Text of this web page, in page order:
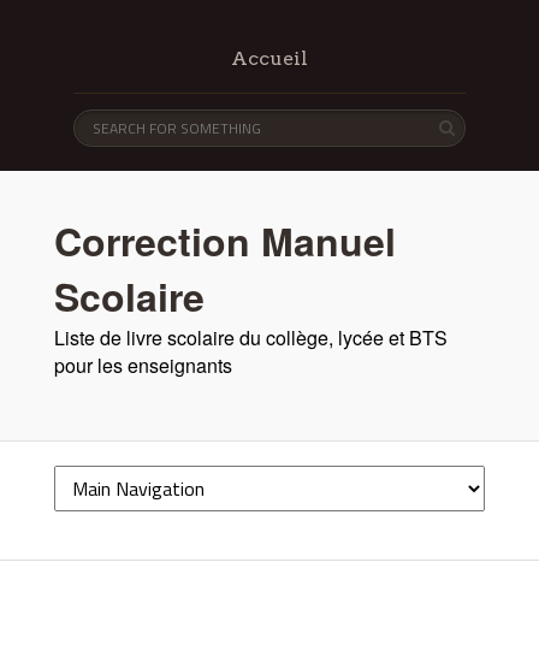
Accueil
Correction Manuel
Scolaire
Liste de livre scolaire du collège, lycée et BTS
pour les enseignants